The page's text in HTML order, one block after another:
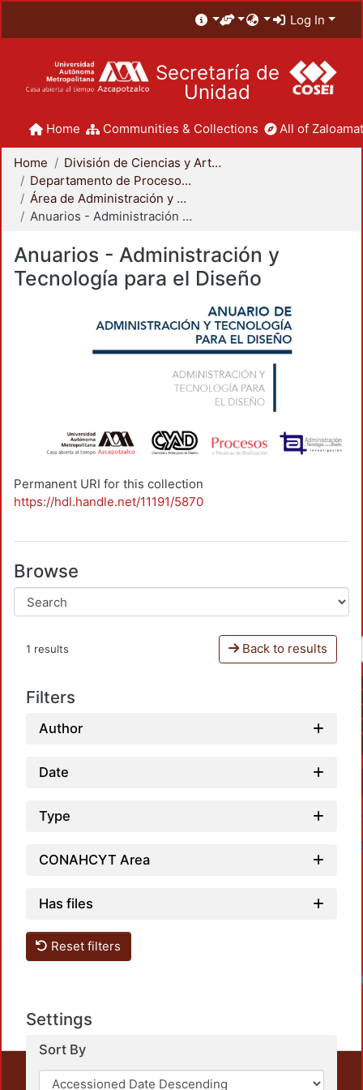
Log In
Secretaría de
Unidad
Home Communities & Collections All of
Home
División de Ciencias y Artes para el Diseño
Departamento de Procesos y Técnicas de Realización
Área de Administración y Tecnología para el Diseño
Anuarios - Administración y Tecnología para el Diseño
Anuarios - Administración y
Tecnología para el Diseño
Permanent URI for this collection
https://hdl.handle.net/11191/5870
Browse
1 results Back to results
Filters
Author
Date
Type
CONAHCYT Area
Has files
Reset filters
Settings
Sort By
This repository preserves and disseminates, in